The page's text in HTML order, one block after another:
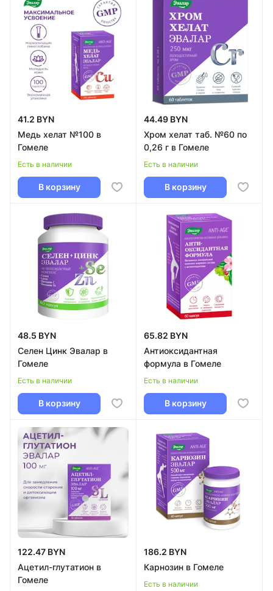
41.2 BYN
Медь хелат №100 в
Гомеле
Есть в наличии
В корзину
44.49 BYN
Хром хелат таб. №60 по
0,26 г в Гомеле
Есть в наличии
В корзину
48.5 BYN
Селен Цинк Эвалар в
Гомеле
Есть в наличии
В корзину
65.82 BYN
Антиоксидантная
формула в Гомеле
Есть в наличии
В корзину
122.47 BYN
Ацетил-глутатион в
Гомеле
186.2 BYN
Карнозин в Гомеле
Есть в наличии